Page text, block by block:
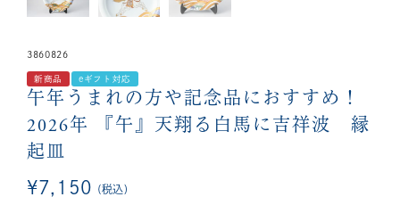
3860826
新商品 eギフト対応
午年うまれの方や記念品におすすめ！
2026年 『午』天翔る白馬に吉祥波 縁
起皿
¥7,150 税込